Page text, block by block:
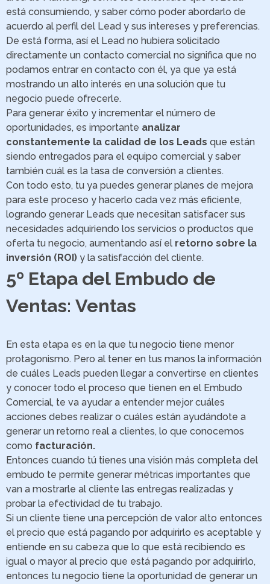
está consumiendo, y saber cómo poder abordarlo de
acuerdo al perfil del Lead y sus intereses y preferencias.
De está forma, así el Lead no hubiera solicitado
directamente un contacto comercial no significa que no
podamos entrar en contacto con él, ya que ya está
mostrando un alto interés en una solución que tu
negocio puede ofrecerle.
Para generar éxito y incrementar el número de
oportunidades, es importante analizar
constantemente la calidad de los Leads que están
siendo entregados para el equipo comercial y saber
también cuál es la tasa de conversión a clientes.
Con todo esto, tu ya puedes generar planes de mejora
para este proceso y hacerlo cada vez más eficiente,
logrando generar Leads que necesitan satisfacer sus
necesidades adquiriendo los servicios o productos que
oferta tu negocio, aumentando así el retorno sobre la
inversión (ROI) y la satisfacción del cliente.
5º Etapa del Embudo de
Ventas: Ventas
En esta etapa es en la que tu negocio tiene menor
protagonismo. Pero al tener en tus manos la información
de cuáles Leads pueden llegar a convertirse en clientes
y conocer todo el proceso que tienen en el Embudo
Comercial, te va ayudar a entender mejor cuáles
acciones debes realizar o cuáles están ayudándote a
generar un retorno real a clientes, lo que conocemos
como facturación.
Entonces cuando tú tienes una visión más completa del
embudo te permite generar métricas importantes que
van a mostrarle al cliente las entregas realizadas y
probar la efectividad de tu trabajo.
Si un cliente tiene una percepción de valor alto entonces
el precio que está pagando por adquirirlo es aceptable y
entiende en su cabeza que lo que está recibiendo es
igual o mayor al precio que está pagando por adquirirlo,
entonces tu negocio tiene la oportunidad de generar un